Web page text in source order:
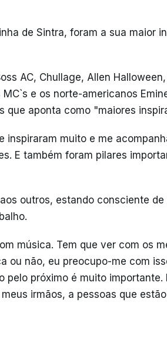
de Sintra, foram a sua maior
AC, Chullage, Allen
e os norte-americanos
que aponta como "maiores
inspiraram muito e me
E também foram pilares
outros, estando consciente de
música. Tem que ver com os
ou não, eu preocupo-me com
pelo próximo é muito importante.
irmãos, a pessoas que